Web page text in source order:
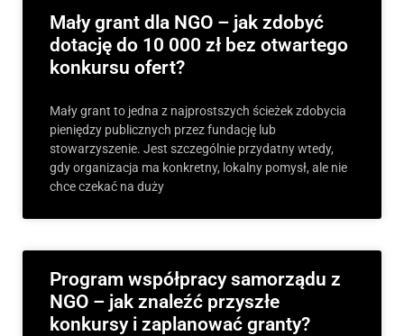
Mały grant dla NGO – jak zdobyć
dotację do 10 000 zł bez otwartego
konkursu ofert?
Mały grant to jedna z najprostszych ścieżek zdobycia
pieniędzy publicznych przez fundację lub
stowarzyszenie. Jest szczególnie przydatny wtedy,
gdy organizacja ma konkretny, lokalny pomysł, ale nie
chce czekać na duży
Program współpracy samorządu z
NGO – jak znaleźć przyszłe
konkursy i zaplanować granty?